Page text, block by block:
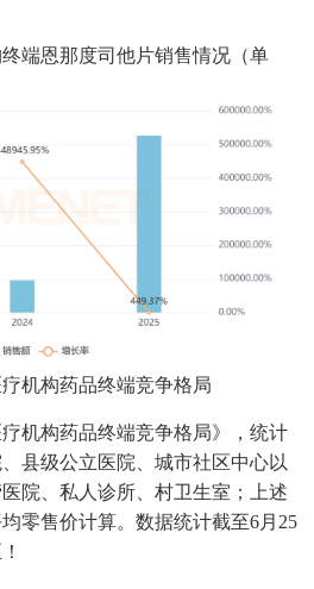
端恩那度司他片销售情况（单
机构药品终端竞争格局
机构药品终端竞争格局》，统计
县级公立医院、城市社区中心以
院、私人诊所、村卫生室；上述
零售价计算。数据统计截至6月25